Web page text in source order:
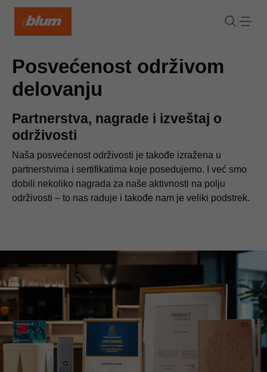
Posvećenost održivom
delovanju
Partnerstva, nagrade i izveštaj o
održivosti
Naša posvećenost održivosti je takođe izražena u
partnerstvima i sertifikatima koje posedujemo. I već smo
dobili nekoliko nagrada za naše aktivnosti na polju
održivosti – to nas raduje i takođe nam je veliki podstrek.